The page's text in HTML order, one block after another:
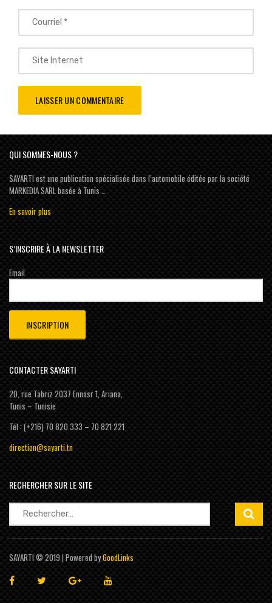
QUI SOMMES-NOUS ?
SAYARTI est une publication spécialisée dans l’automobile éditée par la société
MARKEDIA SARL basée à Tunis …
En savoir plus
S’INSCRIRE À LA NEWSLETTER
Email
CONTACTER SAYARTI
20, rue Tabriz 2037 Ennasr 1, Ariana,
Tunis – Tunisie
Tél : (+216) 70 820 333 – 70 821 221
direction@sayarti.tn
RECHERCHER SUR LE SITE
Rechercher :
SAYARTI © 2019 | Powered byGoodLinks